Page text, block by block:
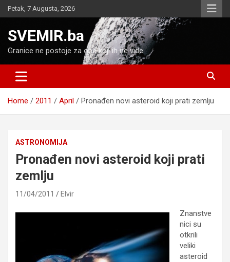
Skip
to
Petak, 7 Augusta, 2026
SVEMIR.ba
Granice ne postoje za one koji ih ne vide
Home 2011 April Pronađen novi asteroid koji prati zemlju
ASTRONOMIJA
Pronađen novi asteroid koji prati
zemlju
11/04/2011 Elvir
Znanstve
nici su
otkrili
veliki
asteroid